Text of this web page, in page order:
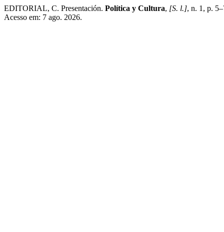
EDITORIAL, C. Presentación. Política y Cultura, [S. l.], n. 1, p.
Acesso em: 7 ago. 2026.